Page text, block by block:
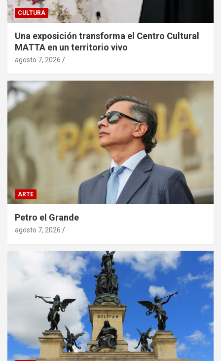
CULTURA
Una exposición transforma el Centro Cultural
MATTA en un territorio vivo
agosto 7, 2026
ARTE
Petro el Grande
agosto 7, 2026